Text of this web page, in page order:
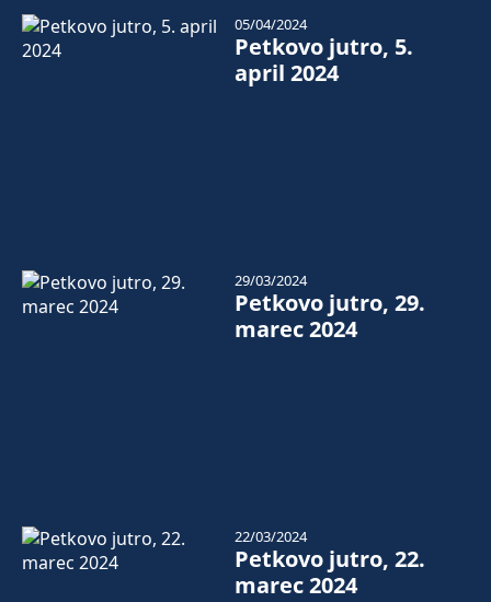
Petkovo jutro, 5.
april 2024
05/04/2024
Petkovo jutro, 29.
marec 2024
29/03/2024
Petkovo jutro, 22.
marec 2024
22/03/2024